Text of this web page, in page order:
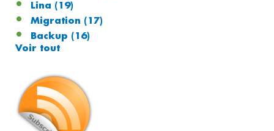
Lina (19)
Migration (17)
Backup (16)
Voir tout